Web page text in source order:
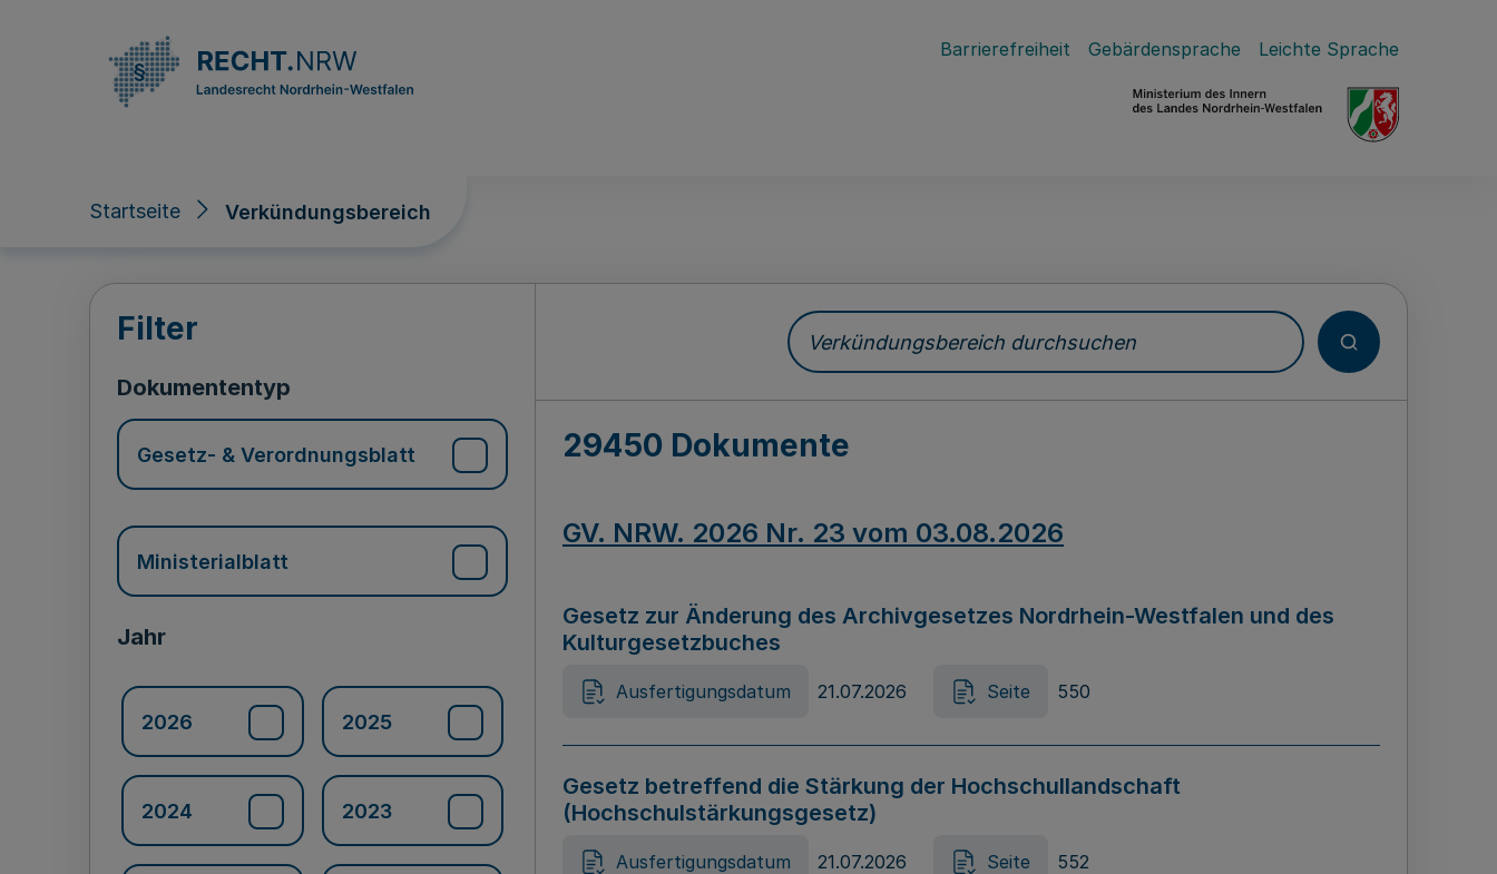
Barrierefreiheit Gebärdensprache Leichte Sprache
Startseite Verkündungsbereich
Verkündungsbereich
Filter
Dokumententyp
Gesetz- & Verordnungsblatt
Ministerialblatt
Jahr
2026 2025
2024 2023
Verkündungsbereich durchsuchen
29450 Dokumente
GV. NRW. 2026 Nr. 23 vom 03.08.2026
Gesetz zur Änderung des Archivgesetzes Nordrhein-Westfalen und des
Kulturgesetzbuches
Ausfertigungsdatum 21.07.2026 Seite 550
Gesetz betreffend die Stärkung der Hochschullandschaft
(Hochschulstärkungsgesetz)
Ausfertigungsdatum 21.07.2026 Seite 552